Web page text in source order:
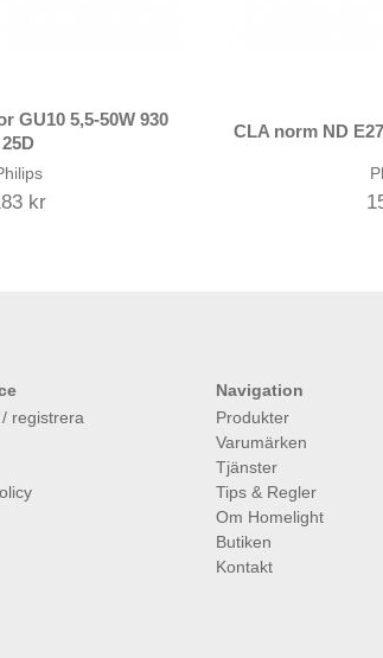
GU10 5,5-50W 930
25D
kr
CLA norm ND
registrera
Navigation
Produkter
Varumärken
Tjänster
Tips & Regler
Om Homelight
Butiken
Kontakt